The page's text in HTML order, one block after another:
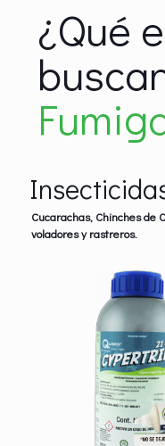
¿Qué
Cucarachas, Chinches de
voladores y rastreros.